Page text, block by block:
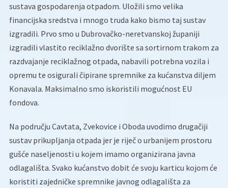
sustava gospodarenja otpadom. Uložili smo velika
financijska sredstva i mnogo truda kako bismo taj sustav
izgradili. Prvo smo u Dubrovačko-neretvanskoj županiji
izgradili vlastito reciklažno dvorište sa sortirnom trakom za
razdvajanje reciklažnog otpada, nabavili potrebna vozila i
opremu te osigurali čipirane spremnike za kućanstva diljem
Konavala. Maksimalno smo iskoristili mogućnost EU
fondova.
Na području Cavtata, Zvekovice i Oboda uvodimo drugačiji
sustav prikupljanja otpada jer je riječ o urbanijem prostoru
gušće naseljenosti u kojem imamo organizirana javna
odlagališta. Svako kućanstvo dobit će svoju karticu kojom će
koristiti zajedničke spremnike javnog odlagališta za